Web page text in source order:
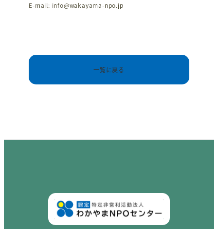
E-mail: info@wakayama-npo.jp
一覧に戻る